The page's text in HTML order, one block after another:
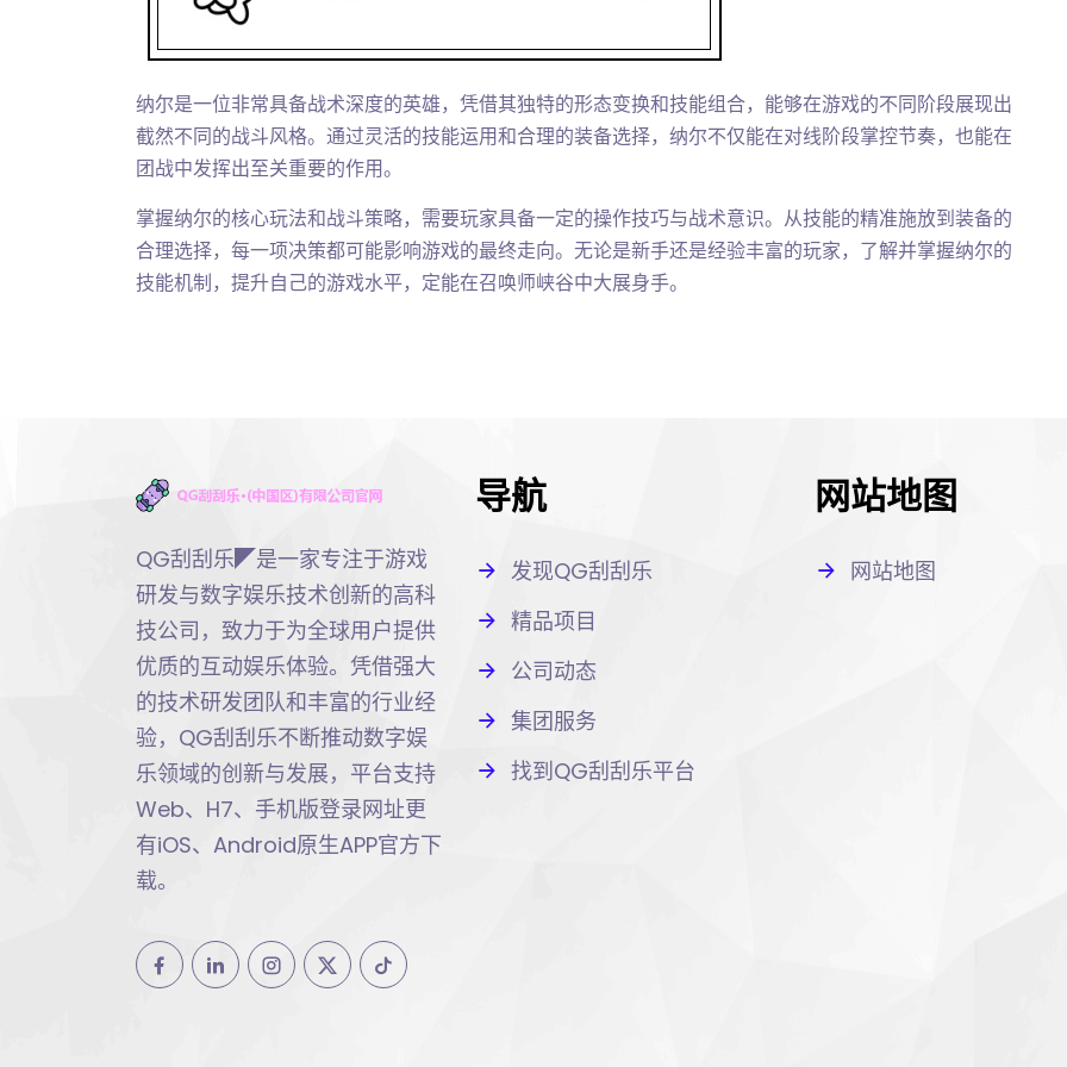
纳尔是一位非常具备战术深度的英雄，凭借其独特的形态变换和技能组合，能够在游戏的不同阶段展现出
截然不同的战斗风格。通过灵活的技能运用和合理的装备选择，纳尔不仅能在对线阶段掌控节奏，也能在
团战中发挥出至关重要的作用。
掌握纳尔的核心玩法和战斗策略，需要玩家具备一定的操作技巧与战术意识。从技能的精准施放到装备的
合理选择，每一项决策都可能影响游戏的最终走向。无论是新手还是经验丰富的玩家，了解并掌握纳尔的
技能机制，提升自己的游戏水平，定能在召唤师峡谷中大展身手。
QG刮刮乐◤是一家专注于游戏
研发与数字娱乐技术创新的高科
技公司，致力于为全球用户提供
优质的互动娱乐体验。凭借强大
的技术研发团队和丰富的行业经
验，QG刮刮乐不断推动数字娱
乐领域的创新与发展，平台支持
Web、H7、手机版登录网址更
有iOS、Android原生APP官方下
载。
导航
发现QG刮刮乐
精品项目
公司动态
集团服务
找到QG刮刮乐平台
网站地图
网站地图